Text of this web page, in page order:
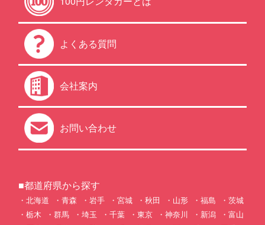
よくある質問
会社案内
お問い合わせ
■都道府県から探す
北海道 青森 岩手 宮城 秋田 山形 福島
茨城
栃木
群馬 埼玉 千葉 東京 神奈川 新潟
富山